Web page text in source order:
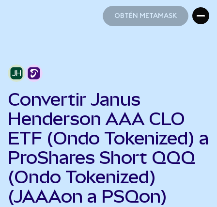
OBTÉN METAMASK
Convertir Janus
Henderson AAA CLO
ETF (Ondo Tokenized) a
ProShares Short QQQ
(Ondo Tokenized)
(JAAAon a PSQon)